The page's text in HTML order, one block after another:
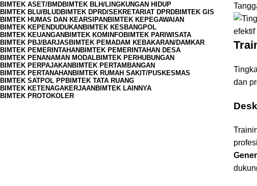
BIMTEK ASET/BMDBIMTEK BLH/LINGKUNGAN HIDUP
BIMTEK BLU/BLUDBIMTEK DPRD/SEKRETARIAT DPRDBIMTEK GIS
BIMTEK HUMAS DAN KEARSIPAN BIMTEK KEPEGAWAIAN
BIMTEK KEPENDUDUKAN BIMTEK KESBANGPOL
BIMTEK KEUANGAN BIMTEK KOMINFOBIMTEK PARIWISATA
BIMTEK PBJ/BARJAS BIMTEK PEMADAM KEBAKARAN/DAMKAR
BIMTEK PEMERINTAHAN BIMTEK PEMERINTAHAN DESA
BIMTEK PENANAMAN MODALBIMTEK PERHUBUNGAN
BIMTEK PERPAJAKAN BIMTEK PERTAMBANGAN
BIMTEK PERTANAHAN BIMTEK RUMAH SAKIT/PUSKESMAS
BIMTEK SATPOL PPBIMTEK TATA RUANG
BIMTEK KETENAGAKERJAAN BIMTEK LAINNYA
BIMTEK PROTOKOLER
dan